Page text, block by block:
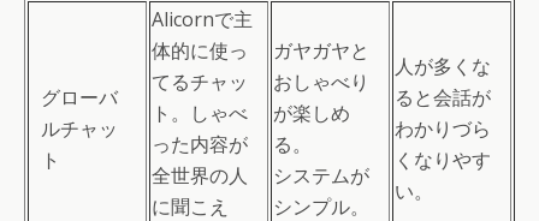
グローバ
ルチャッ
ト
Alicornで主
体的に使っ
てるチャッ
ト。しゃべ
った内容が
全世界の人
に聞こえ
ガヤガヤと
おしゃべり
が楽しめ
る。
システムが
シンプル。
人が多くな
ると会話が
わかりづら
くなりやす
い。